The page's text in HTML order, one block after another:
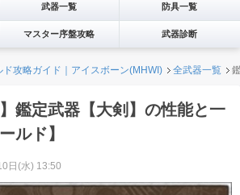
武器一覧 防具一覧
マスター序盤攻略 武器診断
ド攻略ガイド｜アイスボーン(MHWI) 全武器一覧
鑑定武器【大剣】の性能と一
ルド】
日(水) 13:50